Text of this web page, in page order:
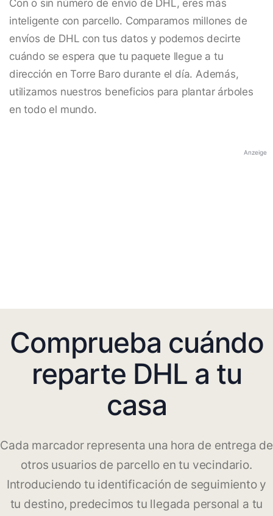
Con o sin número de envío de DHL, eres más
inteligente con parcello. Comparamos millones de
envíos de DHL con tus datos y podemos decirte
cuándo se espera que tu paquete llegue a tu
dirección en Torre Baro durante el día. Además,
utilizamos nuestros beneficios para plantar árboles
en todo el mundo.
Anzeige
Comprueba cuándo
reparte DHL a tu
casa
Cada marcador representa una hora de entrega de
otros usuarios de parcello en tu vecindario.
Introduciendo tu identificación de seguimiento y
tu destino, predecimos tu llegada personal a tu